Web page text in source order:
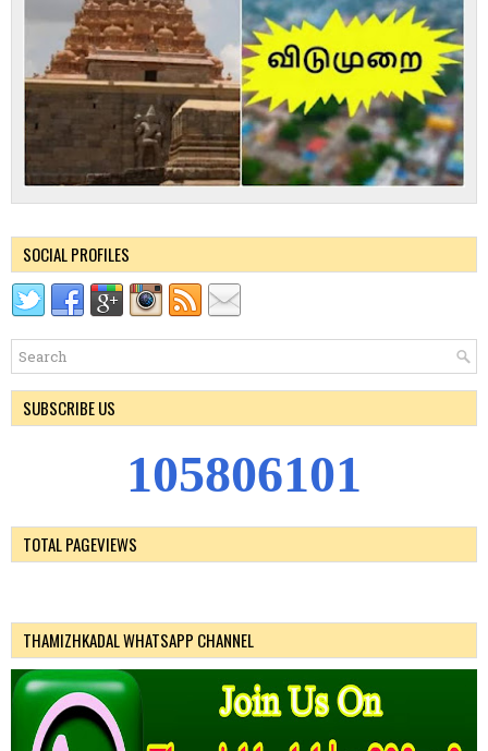
SOCIAL PROFILES
SUBSCRIBE US
105806101
TOTAL PAGEVIEWS
THAMIZHKADAL WHATSAPP CHANNEL